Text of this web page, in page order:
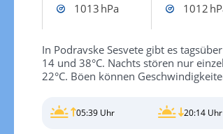
1013 hPa
1012
In Podravske Sesvete gibt es
14 und 38°C. Nachts stören nur
22°C. Böen können
05:39 Uhr 20:14 Uhr